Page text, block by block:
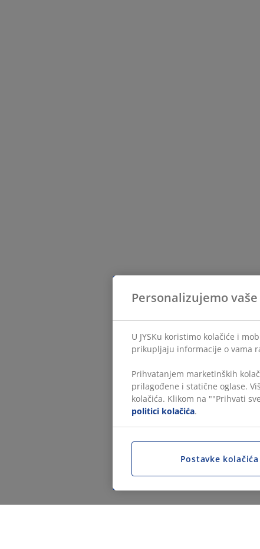
Personalizujemo
U JYSKu koristimo kolačiće i
prikupljaju informacije o vama
Prihvatanjem marketinških
prilagođene i statične oglase.
kolačića. Klikom na ""Prihvati
politici kolačića.
Postavke kolačića